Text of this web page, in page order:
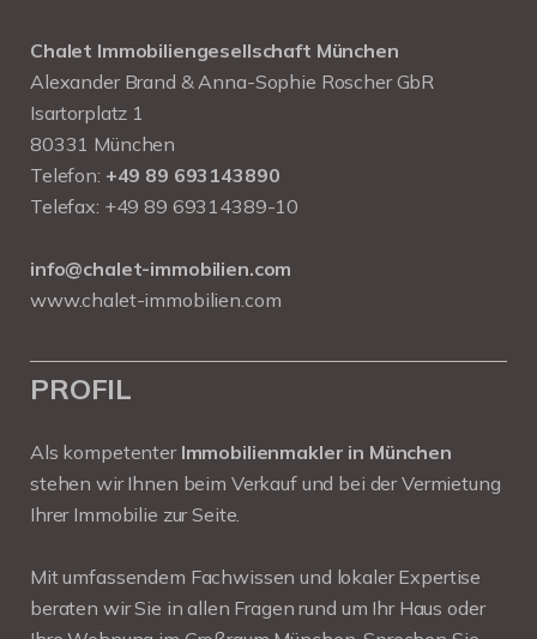
Chalet Immobiliengesellschaft München
Alexander Brand & Anna-Sophie Roscher GbR
Isartorplatz 1
80331 München
Telefon: +49 89 693143890
Telefax: +49 89 69314389-10
info@chalet-immobilien.com
www.chalet-immobilien.com
PROFIL
Als kompetenter Immobilienmakler in München
stehen wir Ihnen beim Verkauf und bei der Vermietung
Ihrer Immobilie zur Seite.
Mit umfassendem Fachwissen und lokaler Expertise
beraten wir Sie in allen Fragen rund um Ihr Haus oder